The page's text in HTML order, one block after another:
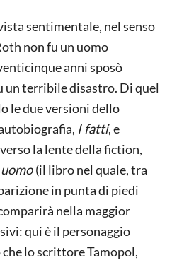
sentimentale, nel senso
non fu un uomo
anni sposò
un terribile disastro. Di quel
le due versioni dello
I fatti, e
la lente della fiction,
(il libro nel quale, tra
in punta di piedi
nella maggior
qui è il personaggio
lo scrittore Tamopol,